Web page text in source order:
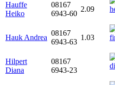
Hauffe
Heiko
08167
6943-60
2.09
Hauk Andrea
08167
6943-63
1.03
Hilpert
Diana
08167
6943-23